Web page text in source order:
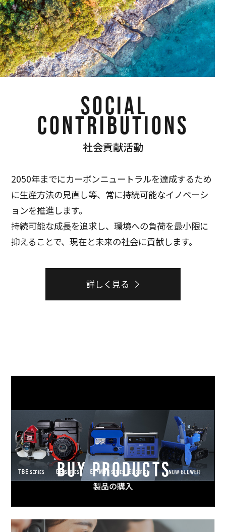
SOCIAL
CONTRIBUTIONS
社会貢献活動
2050年までにカーボンニュートラルを達成するため
に生産方法の見直し等、常に持続可能なイノベーシ
ョンを推進します。
持続可能な成長を追求し、環境への負荷を最小限に
抑えることで、現在と未来の社会に貢献します。
詳しく見る
BUY PRODUCTS
製品の購入